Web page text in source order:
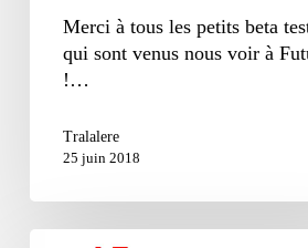
Merci à tous les petits beta
qui sont venus nous voir à
!…
Tralalere
25 juin 2018